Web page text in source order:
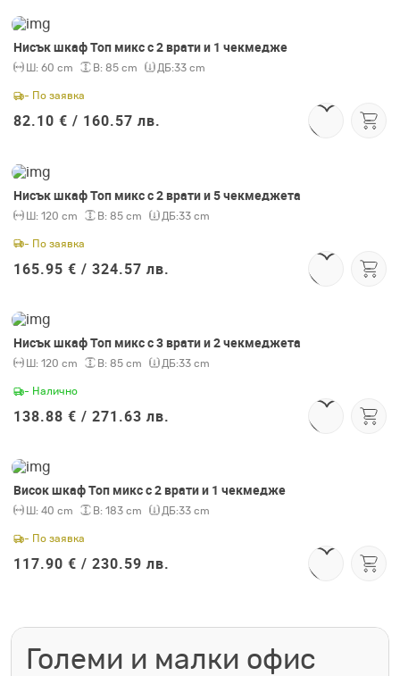
Нисък шкаф Топ микс с 2 врати и 1 чекмедже
Ш: 60 cm В: 85 cm ДБ:33 cm
- По заявка
82.10 € / 160.57 лв.
Нисък шкаф Топ микс с 2 врати и 5 чекмеджета
Ш: 120 cm В: 85 cm ДБ:33 cm
- По заявка
165.95 € / 324.57 лв.
Нисък шкаф Топ микс с 3 врати и 2 чекмеджета
Ш: 120 cm В: 85 cm ДБ:33 cm
- Налично
138.88 € / 271.63 лв.
Висок шкаф Топ микс с 2 врати и 1 чекмедже
Ш: 40 cm В: 183 cm ДБ:33 cm
- По заявка
117.90 € / 230.59 лв.
Големи и малки офис